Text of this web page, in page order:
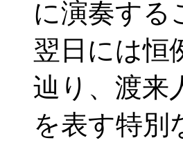
に演奏する
翌日には恒
辿り、渡来
を表す特別